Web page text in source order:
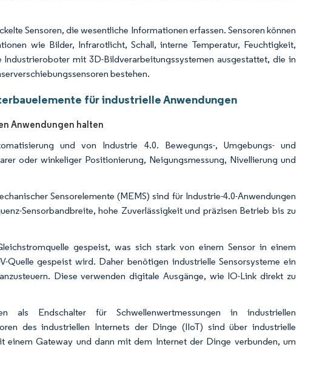
Sensoren, die wesentliche Informationen erfassen. Sensoren können
wie Bilder, Infrarotlicht, Schall, interne Temperatur, Feuchtigkeit,
Industrieroboter mit 3D-Bildverarbeitungssystemen ausgestattet, die in
bestehen.
für industrielle Anwendungen
Anwendungen halten
und von Industrie 4.0. Bewegungs-, Umgebungs- und
oder winkeliger Positionierung, Neigungsmessung, Nivellierung und
Sensorelemente (MEMS) sind für Industrie-4.0-Anwendungen
Sensorbandbreite, hohe Zuverlässigkeit und präzisen Betrieb bis zu
gespeist, was sich stark von einem Sensor in einem
Quelle gespeist wird. Daher benötigen industrielle Sensorsysteme ein
Diese verwenden digitale Ausgänge, wie IO-Link direkt zu
als Endschalter für Schwellenwertmessungen in industriellen
des industriellen Internets der Dinge (IIoT) sind über industrielle
einem Gateway und dann mit dem Internet der Dinge verbunden, um